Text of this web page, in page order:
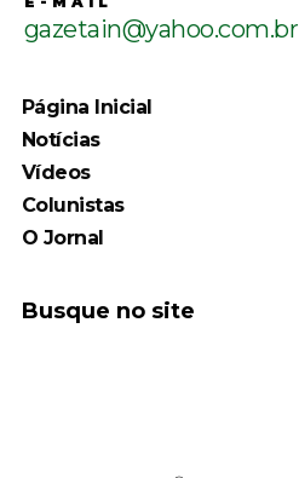
gazetain@yahoo.com.br
Página Inicial
Notícias
Vídeos
Colunistas
O Jornal
Busque no site